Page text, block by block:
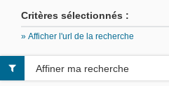
Critères sélectionnés :
» Afficher l'url de la recherche
Affiner ma recherche